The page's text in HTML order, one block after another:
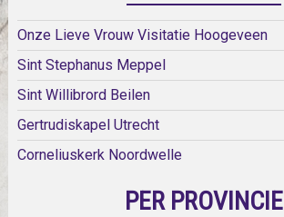
Onze Lieve Vrouw Visitatie Hoogeveen
Sint Stephanus Meppel
Sint Willibrord Beilen
Gertrudiskapel Utrecht
Corneliuskerk Noordwelle
PER PROVINCIE